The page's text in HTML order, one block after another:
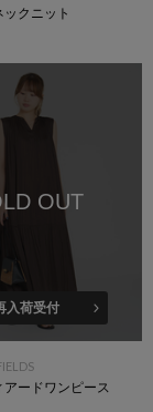
クニット
OUT
入荷受付
ードワンピース